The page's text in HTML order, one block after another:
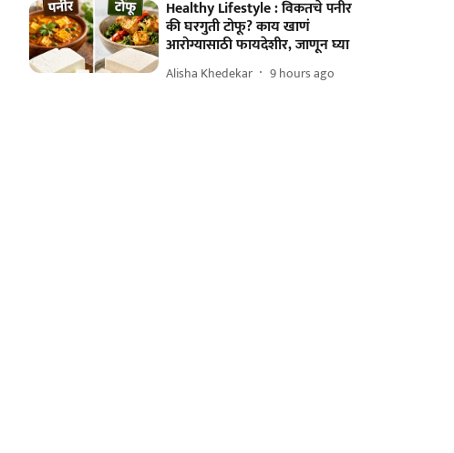
Healthy Lifestyle : विकतचे पनीर
की घरगुती टोफू? काय खाणं
आरोग्यासाठी फायदेशीर, जाणून घ्या
Alisha Khedekar 9 hours ago